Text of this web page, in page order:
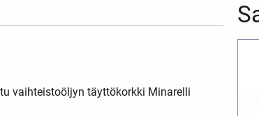
vaihteistoöljyn täyttökorkki Minarelli